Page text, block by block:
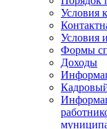
Условия
Условия
Формы
Доходы